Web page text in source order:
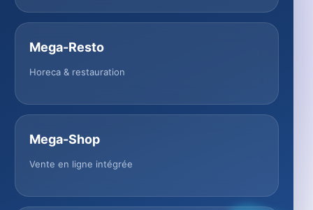
Mega-Resto
Horeca & restauration
Mega-Shop
Vente en ligne intégrée